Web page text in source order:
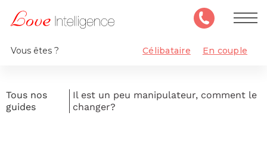
Vous êtes ? Célibataire En couple
Tous nos
guides
Il est un peu manipulateur, comment le
changer?